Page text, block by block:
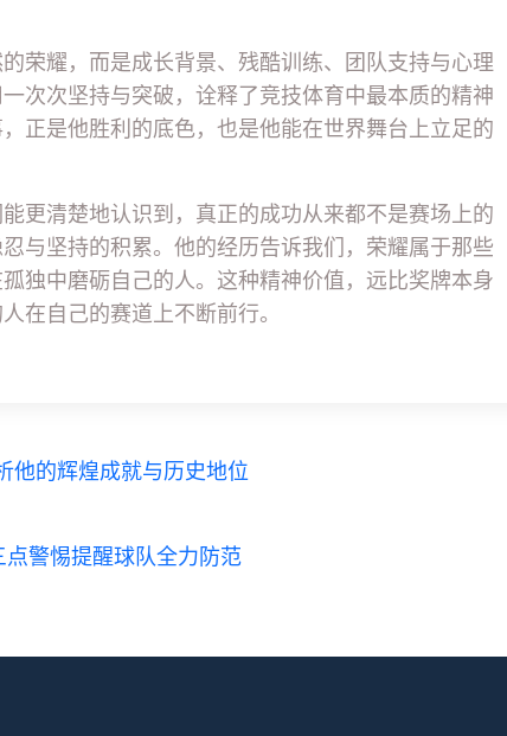
荣耀，而是成长背景、残酷训练、团队支持与心理
次次坚持与突破，诠释了竞技体育中最本质的精神
正是他胜利的底色，也是他能在世界舞台上立足的
更清楚地认识到，真正的成功从来都不是赛场上的
与坚持的积累。他的经历告诉我们，荣耀属于那些
独中磨砺自己的人。这种精神价值，远比奖牌本身
在自己的赛道上不断前行。
他的辉煌成就与历史地位
警惕提醒球队全力防范